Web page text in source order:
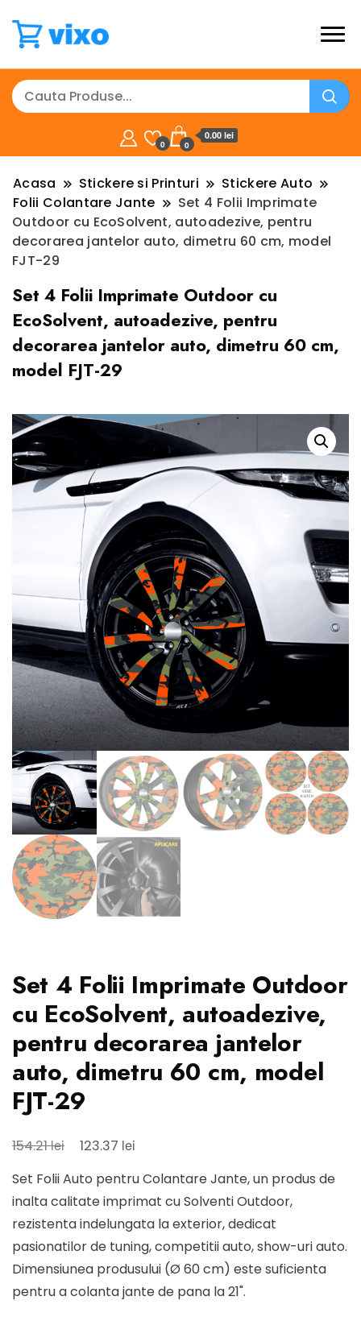
0 0
0.00 lei
Acasa Stickere si Printuri
Stickere Auto
Folii Colantare Jante
Set 4 Folii Imprimate
Outdoor cu EcoSolvent, autoadezive, pentru
decorarea jantelor auto, dimetru 60 cm, model
FJT-29
Set 4 Folii Imprimate Outdoor cu
EcoSolvent, autoadezive, pentru
decorarea jantelor auto, dimetru 60 cm,
model FJT-29
Set 4 Folii Imprimate Outdoor
cu EcoSolvent, autoadezive,
pentru decorarea jantelor
auto, dimetru 60 cm, model
FJT-29
154.21lei
Prețul
a
fost:
154.21 lei.
123.37 lei
este:
123.37 lei.
Set Folii Auto pentru Colantare Jante, un produs de
inalta calitate imprimat cu Solventi Outdoor,
rezistenta indelungata la exterior, dedicat
pasionatilor de tuning, competitii auto, show-uri auto.
Dimensiunea produsului (Ø 60 cm) este suficienta
pentru a colanta jante de pana la 21".